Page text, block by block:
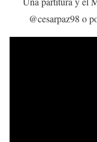
@cesarpaz98 o